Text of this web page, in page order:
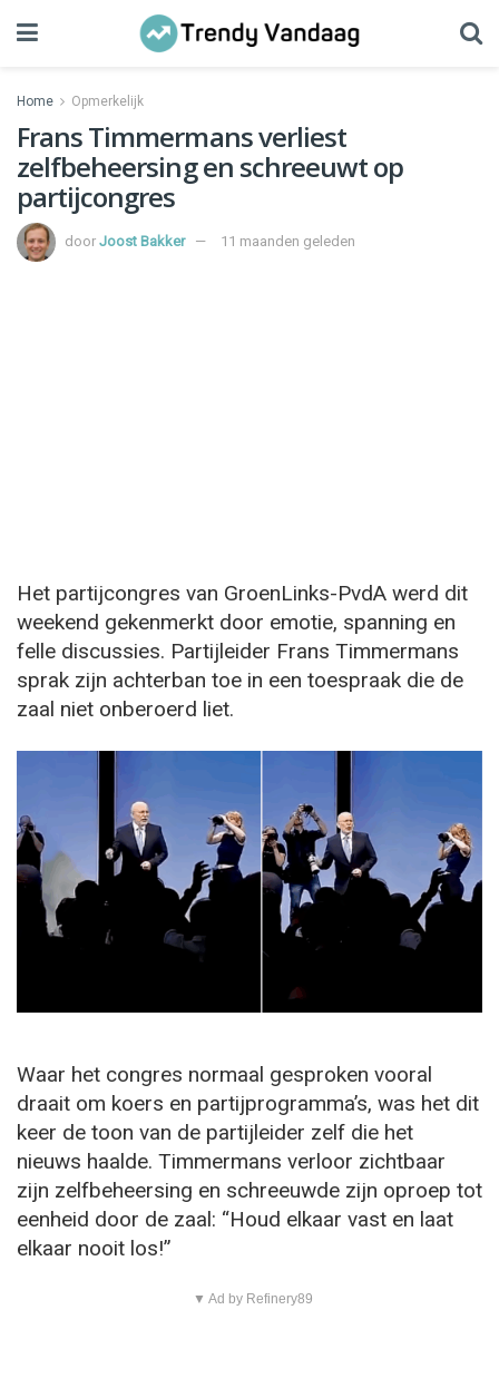
Home Opmerkelijk
Frans Timmermans verliest
zelfbeheersing en schreeuwt op
partijcongres
door Joost Bakker 11 maanden geleden
Het partijcongres van GroenLinks-PvdA werd dit
weekend gekenmerkt door emotie, spanning en
felle discussies. Partijleider Frans Timmermans
sprak zijn achterban toe in een toespraak die de
zaal niet onberoerd liet.
Waar het congres normaal gesproken vooral
draait om koers en partijprogramma’s, was het dit
keer de toon van de partijleider zelf die het
nieuws haalde. Timmermans verloor zichtbaar
zijn zelfbeheersing en schreeuwde zijn oproep tot
eenheid door de zaal: “Houd elkaar vast en laat
elkaar nooit los!”
▼ Ad by Refinery89